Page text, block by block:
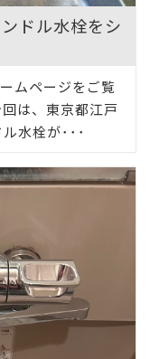
ドル水栓をシ
ムページをご覧
は、東京都江戸
水栓が･･･